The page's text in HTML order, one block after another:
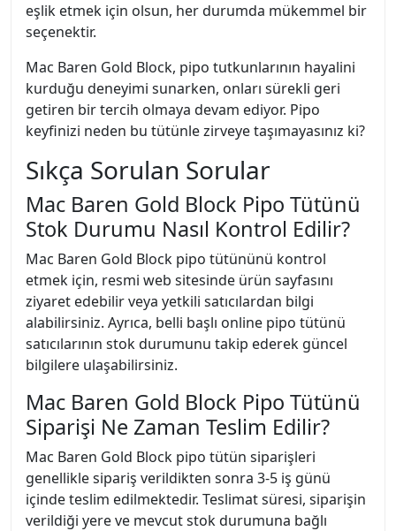
eşlik etmek için olsun, her durumda mükemmel bir
seçenektir.
Mac Baren Gold Block, pipo tutkunlarının hayalini
kurduğu deneyimi sunarken, onları sürekli geri
getiren bir tercih olmaya devam ediyor. Pipo
keyfinizi neden bu tütünle zirveye taşımayasınız ki?
Sıkça Sorulan Sorular
Mac Baren Gold Block Pipo Tütünü
Stok Durumu Nasıl Kontrol Edilir?
Mac Baren Gold Block pipo tütününü kontrol
etmek için, resmi web sitesinde ürün sayfasını
ziyaret edebilir veya yetkili satıcılardan bilgi
alabilirsiniz. Ayrıca, belli başlı online pipo tütünü
satıcılarının stok durumunu takip ederek güncel
bilgilere ulaşabilirsiniz.
Mac Baren Gold Block Pipo Tütünü
Siparişi Ne Zaman Teslim Edilir?
Mac Baren Gold Block pipo tütün siparişleri
genellikle sipariş verildikten sonra 3-5 iş günü
içinde teslim edilmektedir. Teslimat süresi, siparişin
verildiği yere ve mevcut stok durumuna bağlı